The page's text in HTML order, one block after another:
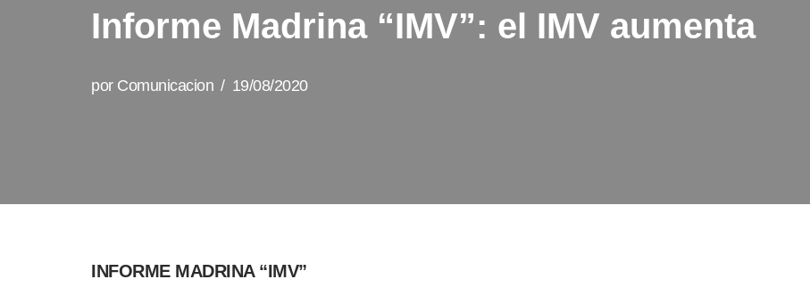
Informe Madrina “IMV”: el IMV aumenta
por Comunicacion 19/08/2020
INFORME MADRINA “IMV”